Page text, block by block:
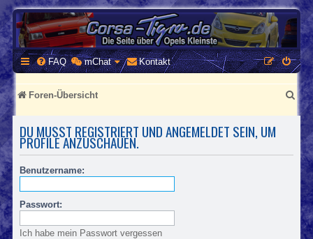
CORSA-TIGRA.DE
Homepage und Forum rund um Opel Corsa und Tigra
FAQ mChat Kontakt
Foren-Übersicht
S
u
h
DU MUSST REGISTRIERT UND ANGEMELDET SEIN, UM
PROFILE ANZUSCHAUEN.
Benutzername:
Passwort:
Ich habe mein Passwort vergessen